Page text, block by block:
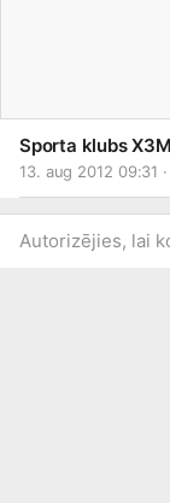
Sporta klubs X3M
13. aug 2012 09:31 ·
Autorizējies, lai